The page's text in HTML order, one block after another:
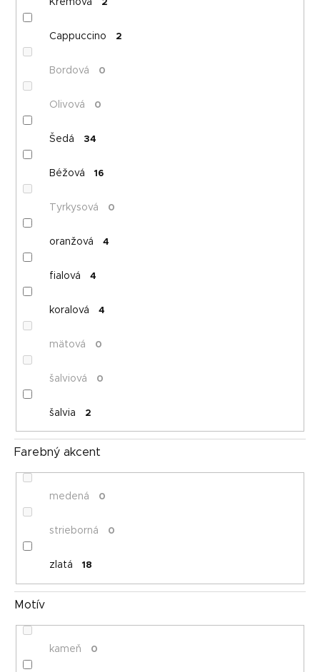
Krémová 2
Cappuccino 2
Bordová 0
Olivová 0
Šedá 34
Béžová 16
Tyrkysová 0
oranžová 4
fialová 4
koralová 4
mätová 0
šalviová 0
šalvia 2
Farebný akcent
medená 0
strieborná 0
zlatá 18
Motív
kameň 0